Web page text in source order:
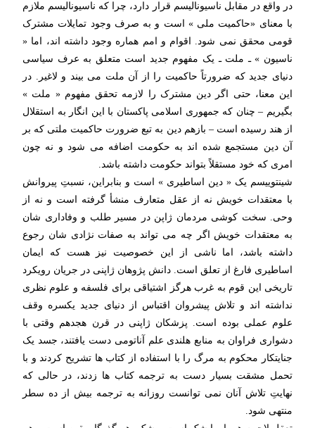
در واقع در مقابل ناسیونالیسم قرار دارد، چرا که ناسیونالیسم ملازم
با معنای «حاکمیت ملی » است و به صرف وجود تمایلات مشترک
قومی محقق نمی شود. اقوام و امم هماره وجود داشته اند، اما «
ناسیون » ـ ملت ـ یک مفهوم جدید است متعلق به عرف سیاسی
دنیای جدید که ضرورتاً حاکمیت را از آن ملت می بیند و لاغیر. در
این معنا، حتی اگر دین مشترک را لازمه تحقق مفهوم « ملت »
بگیریم – چنان که جمهوری اسلامی پاکستان با این انگار به استقلال
از هند رسیده است – بازهم دین به تبع ضرورت حاکمیت ملتی که بر
آن دین مستجمع شده اند به حکومت اضافه می شود و نه چون
امری که خود مستقلاً بتواند حکومت داشته باشد.
شینتوییسم یک « دین اساطیری » است و بنابراین، نسبتِ پیروانش
با معتقدات خویش نه از عقل متعارف منشأ گرفته است و نه از
وحی. سخت کوشی مردمان ژاپن در مسیر طلب و وفاداری شان
به معتقدات خویش اگر چه می تواند به صفات نژادی شان رجوع
داشته باشد، اما ناشی از این خصوصیت نیز هست که ایمان
اساطیری فارغ از تعلق است. دانش پژوهان ژاپنی در جریان رویکرد
تاریخی این قوم به غرب هرگز اشتیاقی برای فلسفه و علوم نظری
نداشته اند و تلاش پیشروان اقتباس از دنیای جدید یکسره وقف
علوم عملی بوده است. پزشکان ژاپنی در قرن هجدهم وقتی با
دشواری فراوان به منابع هلندی علم آناتومی دست یافتند، جسد یک
جنایتکار محکوم به مرگ را با استفاده از کتاب ها تشریح کردند و با
تحمل مشقت بسیار دست به ترجمه کتاب ها زدند، در حالی که
نهایتِ تلاش آنان نمی توانست روزانه به ترجمه بیش از ده سطر
منتهی شود.